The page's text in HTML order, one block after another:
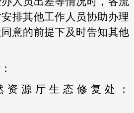
排其他工作人员协助办理
意的前提下及时告知其他
资源厅生态修复处：